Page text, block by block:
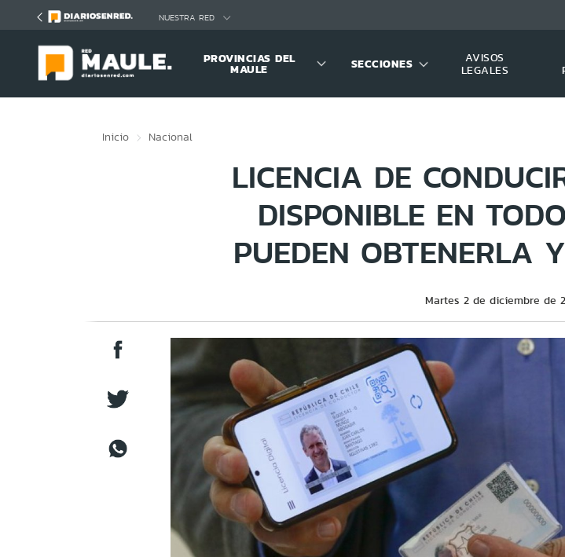
NUESTRA RED
PROVINCIAS DEL
MAULE SECCIONES
AVISOS
LEGALES
Inicio Nacional
LICENCIA DE
DISPONIBLE EN
PUEDEN OBTENERLA
Martes 2 de diciembre de